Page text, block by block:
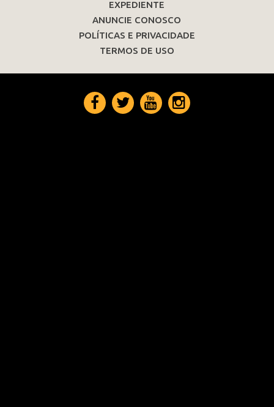
EXPEDIENTE
ANUNCIE CONOSCO
POLÍTICAS E PRIVACIDADE
TERMOS DE USO